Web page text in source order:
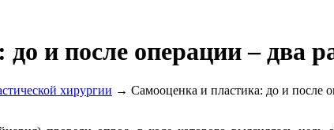
и после операции – два
хирургии → Самооценка и пластика: до и после